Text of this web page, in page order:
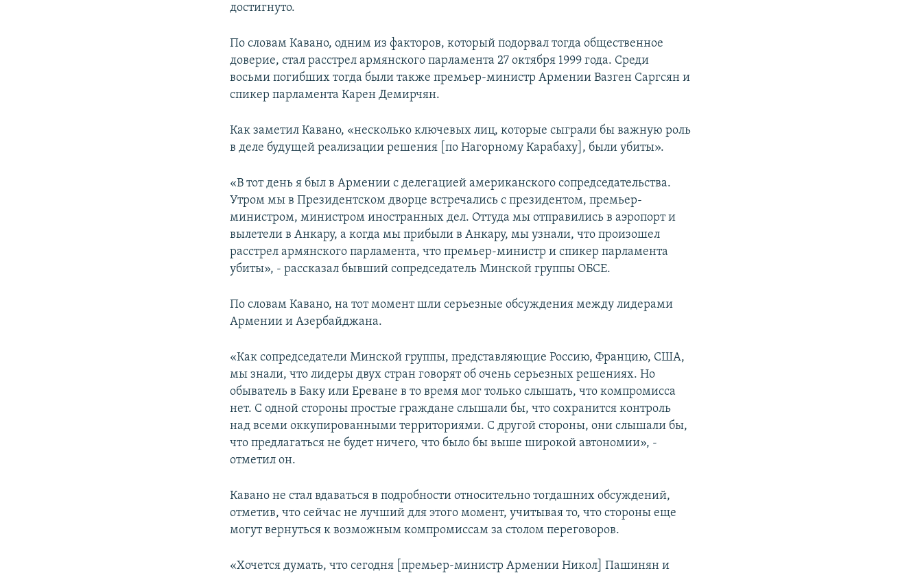
достигнуто.
По словам Кавано, одним из факторов, который подорвал тогда общественное
доверие, стал расстрел армянского парламента 27 октября 1999 года. Среди
восьми погибших тогда были также премьер-министр Армении Вазген Саргсян и
спикер парламента Карен Демирчян.
Как заметил Кавано, «несколько ключевых лиц, которые сыграли бы важную роль
в деле будущей реализации решения [по Нагорному Карабаху], были убиты».
«В тот день я был в Армении с делегацией американского сопредседательства.
Утром мы в Президентском дворце встречались с президентом, премьер-
министром, министром иностранных дел. Оттуда мы отправились в аэропорт и
вылетели в Анкару, а когда мы прибыли в Анкару, мы узнали, что произошел
расстрел армянского парламента, что премьер-министр и спикер парламента
убиты», - рассказал бывший сопредседатель Минской группы ОБСЕ.
По словам Кавано, на тот момент шли серьезные обсуждения между лидерами
Армении и Азербайджана.
«Как сопредседатели Минской группы, представляющие Россию, Францию, США,
мы знали, что лидеры двух стран говорят об очень серьезных решениях. Но
обыватель в Баку или Ереване в то время мог только слышать, что компромисса
нет. С одной стороны простые граждане слышали бы, что сохранится контроль
над всеми оккупированными территориями. С другой стороны, они слышали бы,
что предлагаться не будет ничего, что было бы выше широкой автономии», -
отметил он.
Кавано не стал вдаваться в подробности относительно тогдашних обсуждений,
отметив, что сейчас не лучший для этого момент, учитывая то, что стороны еще
могут вернуться к возможным компромиссам за столом переговоров.
«Хочется думать, что сегодня [премьер-министр Армении Никол] Пашинян и